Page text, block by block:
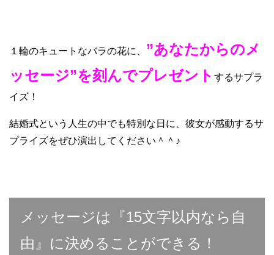
１輪のキュートなバラの花に、 ”あなたからのメ
ッセージ”を刻んでプレゼント するサプラ
イズ！
結婚式という人生の中でも特別な日に、彼女が感動するサ
プライズをぜひ演出してください＾＾♪
メッセージは『15文字以内なら自
由』に決めることができる！